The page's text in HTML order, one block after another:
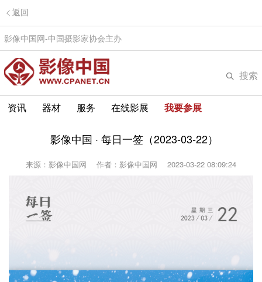
返回
影像中国网-中国摄影家协会主办
搜索
资讯 器材 服务 在线影展 我要参展
影像中国 · 每日一签（2023-03-22）
来源：影像中国网 作者：影像中国网 2023-03-22 08:09:24